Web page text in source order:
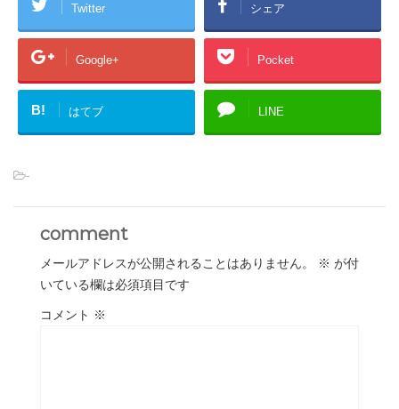
Twitter シェア
Google+ Pocket
B! はてブ LINE
-
comment
メールアドレスが公開されることはありません。 ※ が付
いている欄は必須項目です
コメント ※